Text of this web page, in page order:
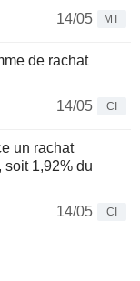
14/05
MT
de rachat
14/05
CI
un rachat
soit 1,92% du
14/05
CI